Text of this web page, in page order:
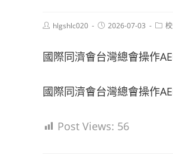
Posthlgshlc020
Post2026-07-03
Post
國際同濟會台灣總會操作
國際同濟會台灣總會操作
Post Views: 56